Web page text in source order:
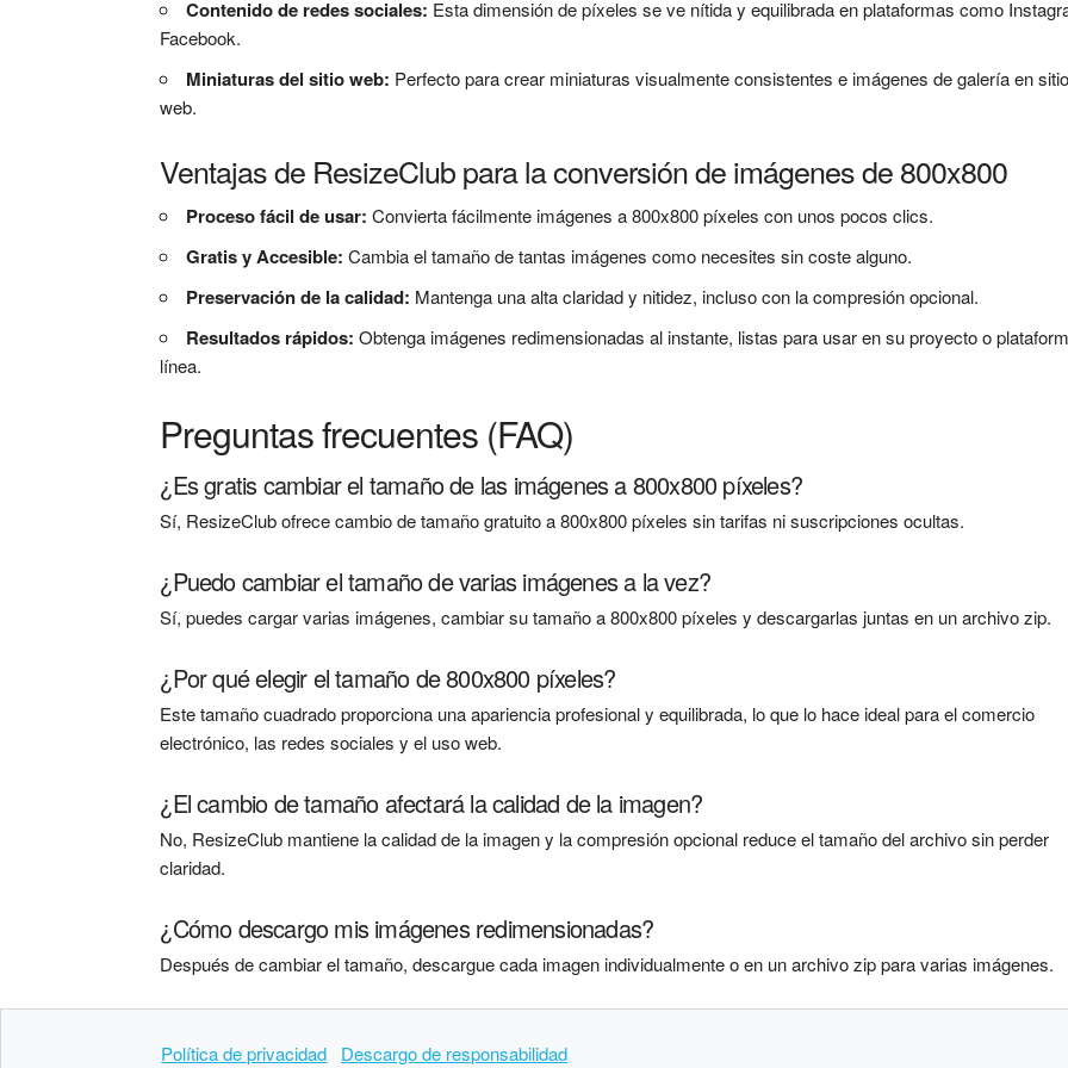
Contenido de redes sociales: Esta dimensión de píxeles se ve nítida y equilibrada en plataformas como
Facebook.
Miniaturas del sitio web: Perfecto para crear miniaturas visualmente consistentes e imágenes de galería en
web.
Ventajas de ResizeClub para la conversión de imágenes de 800x800
Proceso fácil de usar:Convierta fácilmente imágenes a 800x800 píxeles con unos pocos clics.
Gratis y Accesible:Cambia el tamaño de tantas imágenes como necesites sin coste alguno.
Preservación de la calidad: Mantenga una alta claridad y nitidez, incluso con la compresión opcional.
Resultados rápidos:Obtenga imágenes redimensionadas al instante, listas para usar en su proyecto o
línea.
Preguntas frecuentes (FAQ)
¿Es gratis cambiar el tamaño de las imágenes a 800x800 píxeles?
Sí, ResizeClub ofrece cambio de tamaño gratuito a 800x800 píxeles sin tarifas ni suscripciones ocultas.
¿Puedo cambiar el tamaño de varias imágenes a la vez?
Sí, puedes cargar varias imágenes, cambiar su tamaño a 800x800 píxeles y descargarlas juntas en un archivo zip.
¿Por qué elegir el tamaño de 800x800 píxeles?
Este tamaño cuadrado proporciona una apariencia profesional y equilibrada, lo que lo hace ideal para el comercio
electrónico, las redes sociales y el uso web.
¿El cambio de tamaño afectará la calidad de la imagen?
No, ResizeClub mantiene la calidad de la imagen y la compresión opcional reduce el tamaño del archivo sin perder
claridad.
¿Cómo descargo mis imágenes redimensionadas?
Después de cambiar el tamaño, descargue cada imagen individualmente o en un archivo zip para varias imágenes.
Política de privacidad Descargo de responsabilidad